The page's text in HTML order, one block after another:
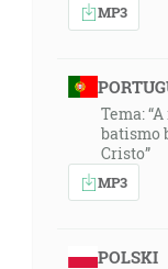
MP3
Tema:
batismo
Cristo”
MP3
POLSKI